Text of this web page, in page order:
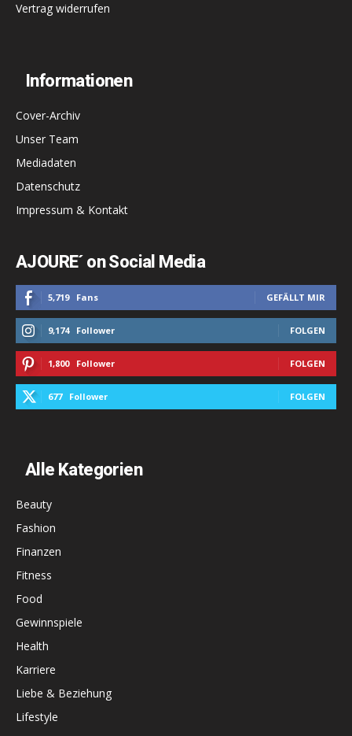
Vertrag widerrufen
Informationen
Cover-Archiv
Unser Team
Mediadaten
Datenschutz
Impressum & Kontakt
AJOURE´ on Social Media
5,719 Fans GEFÄLLT MIR
9,174 Follower FOLGEN
1,800 Follower FOLGEN
677 Follower FOLGEN
Alle Kategorien
Beauty
Fashion
Finanzen
Fitness
Food
Gewinnspiele
Health
Karriere
Liebe & Beziehung
Lifestyle